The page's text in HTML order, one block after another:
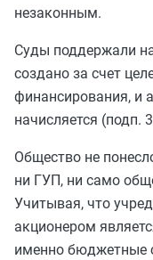
незаконным.
Суды поддержали
создано за счет
финансирования, и
начисляется (подп.
Общество не
ни ГУП, ни само
Учитывая, что
акционером
именно бюджетные